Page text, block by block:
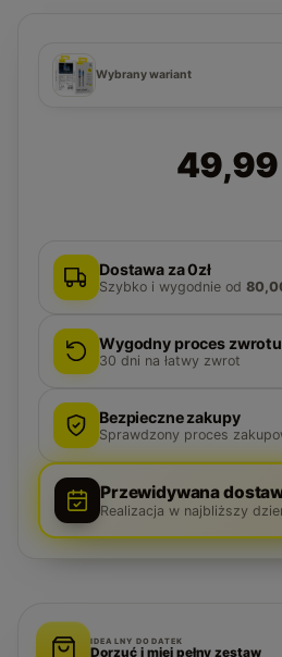
Wybrany wariant
49,99
Dostawa za 0zł
Szybko i wygodnie od
Wygodny proces zwrotu
30 dni na łatwy zwrot
Bezpieczne zakupy
Sprawdzony proces
Przewidywana
Realizacja w najbliższy
IDEALNY DODATEK
Dorzuć i miej pełny zestaw